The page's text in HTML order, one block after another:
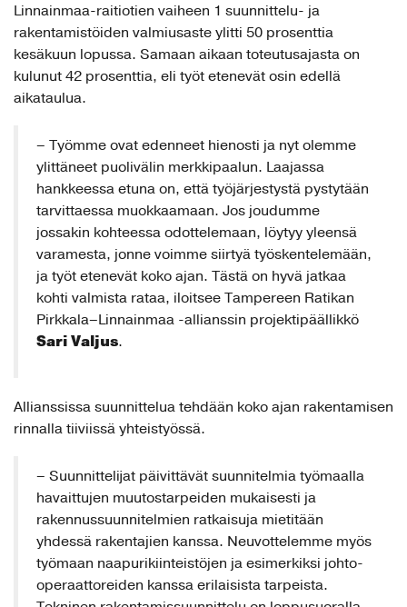
Linnainmaa-raitiotien vaiheen 1 suunnittelu- ja
rakentamistöiden valmiusaste ylitti 50 prosenttia
kesäkuun lopussa. Samaan aikaan toteutusajasta on
kulunut 42 prosenttia, eli työt etenevät osin edellä
aikataulua.
– Työmme ovat edenneet hienosti ja nyt olemme
ylittäneet puolivälin merkkipaalun. Laajassa
hankkeessa etuna on, että työjärjestystä pystytään
tarvittaessa muokkaamaan. Jos joudumme
jossakin kohteessa odottelemaan, löytyy yleensä
varamesta, jonne voimme siirtyä työskentelemään,
ja työt etenevät koko ajan. Tästä on hyvä jatkaa
kohti valmista rataa, iloitsee Tampereen Ratikan
Pirkkala–Linnainmaa -allianssin projektipäällikkö
Sari Valjus.
Allianssissa suunnittelua tehdään koko ajan rakentamisen
rinnalla tiiviissä yhteistyössä.
– Suunnittelijat päivittävät suunnitelmia työmaalla
havaittujen muutostarpeiden mukaisesti ja
rakennussuunnitelmien ratkaisuja mietitään
yhdessä rakentajien kanssa. Neuvottelemme myös
työmaan naapurikiinteistöjen ja esimerkiksi johto-
operaattoreiden kanssa erilaisista tarpeista.